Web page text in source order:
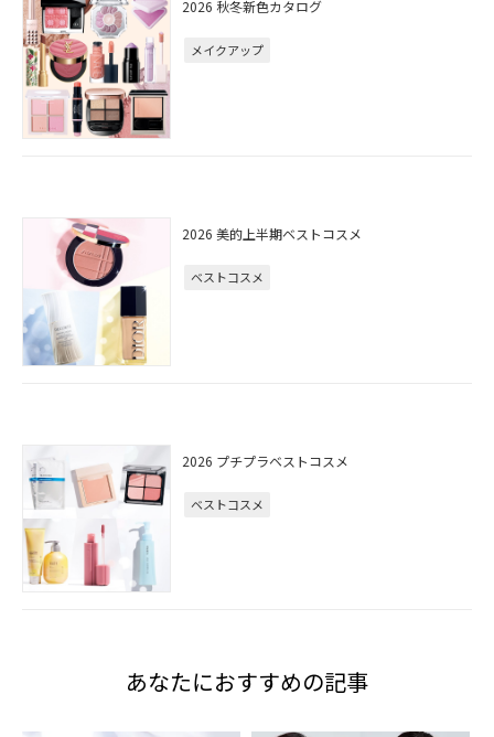
2026 秋冬新色カタログ
メイクアップ
2026 美的上半期ベストコスメ
ベストコスメ
2026 プチプラベストコスメ
ベストコスメ
あなたにおすすめの記事